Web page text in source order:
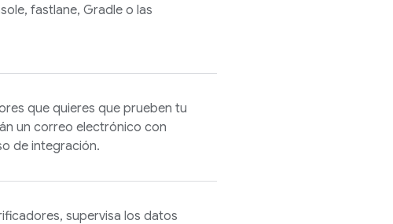
fastlane, Gradle o las
que quieres que prueben tu
un correo electrónico con
de integración.
supervisa los datos